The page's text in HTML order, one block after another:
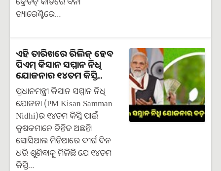
ଗ୍ୟାରେଣ୍ଟିରେ…
ଏହି ତାରିଖରେ ରିଲିଜ୍ ହେବ
ପିଏମ୍ କିସାନ ସମ୍ମାନ ନିଧି
ଯୋଜନାର ୧୪ତମ କିସ୍ତି..
ପ୍ରଧାନମନ୍ତ୍ରୀ କିସାନ ସମ୍ମାନ ନିଧି
ଯୋଜନା (PM Kisan Samman
Nidhi)ର ୧୪ତମ କିସ୍ତି ପାଇଁ
କୃଷକମାନେ ଚିନ୍ତିତ ଅଛନ୍ତି।
ସୋସିଆଲ ମିଡିଆରେ ଦୀର୍ଘ ଦିନ
ଧରି ଶୁଣିବାକୁ ମିଳିଛି ଯେ ୧୪ତମ
କିସ୍ତି…